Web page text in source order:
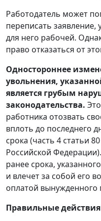
Работодатель может
переписать заявление,
для него рабочей.
право отказаться от
Одностороннее
увольнения,
является грубым
законодательства.
работника отозвать
вплоть до последнего
срока (часть 4 статьи
Российской
ранее срока,
и влечет за собой его
оплатой вынужденного
Правильные